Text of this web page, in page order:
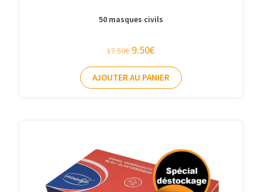
50 masques civils
17.50€ 9.50€
AJOUTER AU PANIER